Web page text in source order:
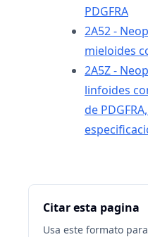
PDGFRA
2A52 -
mieloides
2A5Z -
linfoides
de
Citar esta pagina
Usa este formato